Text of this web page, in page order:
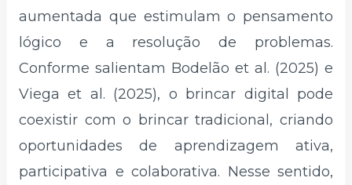
aumentada que estimulam o pensamento
lógico e a resolução de problemas.
Conforme salientam Bodelão et al. (2025) e
Viega et al. (2025), o brincar digital pode
coexistir com o brincar tradicional, criando
oportunidades de aprendizagem ativa,
participativa e colaborativa. Nesse sentido,